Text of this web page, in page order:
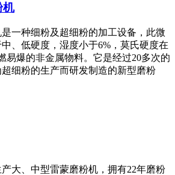
机
一种细粉及超细粉的加工设备，此微
、低硬度，湿度小于6%，莫氏硬度在
易爆的非金属物料。它是经过20多次的
细粉的生产而研发制造的新型磨粉
大、中型雷蒙磨粉机，拥有22年磨粉